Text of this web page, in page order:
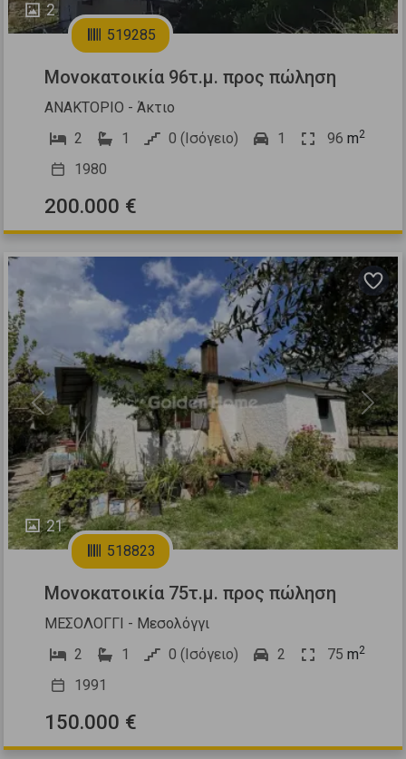
2
519285
Μονοκατοικία 96τ.μ. προς πώληση
ΑΝΑΚΤΟΡΙΟ - Άκτιο
2
1 0 (Ισόγειο) 1 96 m2
1980
200.000 €
21
Previous Next
518823
Μονοκατοικία 75τ.μ. προς πώληση
ΜΕΣΟΛΟΓΓΙ - Μεσολόγγι
2
1 0 (Ισόγειο) 2 75 m2
1991
150.000 €